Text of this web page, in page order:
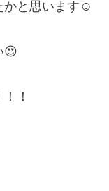
かと思います☺️
😍
！